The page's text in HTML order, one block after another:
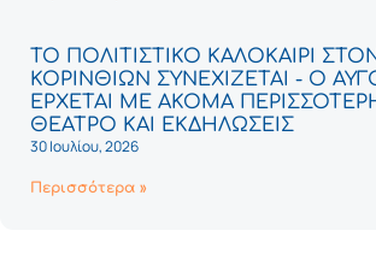
ΤΟ ΠΟΛΙΤΙΣΤΙΚΟ ΚΑΛΟΚΑΙΡΙ
ΚΟΡΙΝΘΙΩΝ ΣΥΝΕΧΙΖΕΤΑΙ - Ο
ΕΡΧΕΤΑΙ ΜΕ ΑΚΟΜΑ
ΘΕΑΤΡΟ ΚΑΙ ΕΚΔΗΛΩΣΕΙΣ
30 Ιουλίου, 2026
Περισσότερα »